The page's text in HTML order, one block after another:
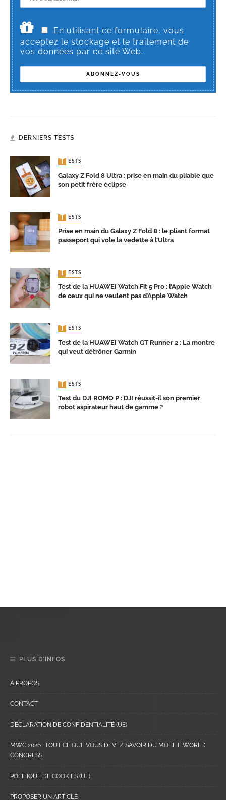
En utilisant ce formulaire, vous
acceptez le stockage et le traitement de
vos données par ce site Web.
DERNIERS TESTS
TESTS
Galaxy Z Fold 8 Ultra : prise en main du pliable que
son petit frère éclipse
TESTS
Prise en main du Galaxy Z Fold 8 : le pliant format
passeport qui vole la vedette à l’Ultra
TESTS
Test de la HUAWEI Watch Fit 5 Pro : l’Apple Watch
de ceux qui ne veulent pas d’Apple Watch
TESTS
Test de la HUAWEI Watch GT Runner 2 : La montre
qui veut détrôner Garmin
TESTS
Test du DJI ROMO P : DJI réussit-il son premier
robot aspirateur haut de gamme ?
PLUS D’INFOS
À PROPOS
CONTACT
DÉCLARATION DE CONFIDENTIALITÉ (UE)
MWC 2026 : TOUT CE QUE VOUS DEVEZ SAVOIR DU MOBILE WORLD
CONGRESS
POLITIQUE DE COOKIES (UE)
PROPOSER UN ARTICLE